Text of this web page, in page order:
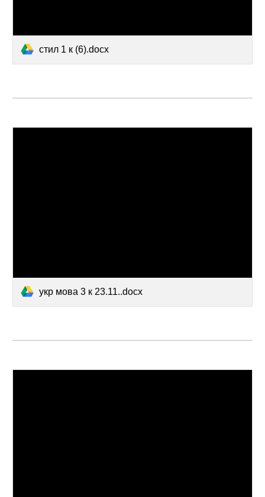
стил 1 к (6).docx
укр мова 3 к 23.11..docx